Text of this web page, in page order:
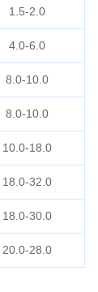
1.5-2.0
4.0-6.0
8.0-10.0
8.0-10.0
10.0-18.0
18.0-32.0
18.0-30.0
20.0-28.0